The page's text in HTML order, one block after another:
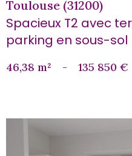
Toulouse (31200)
Spacieux T2 avec
parking en sous-sol
46,38 m² - 135 850 €